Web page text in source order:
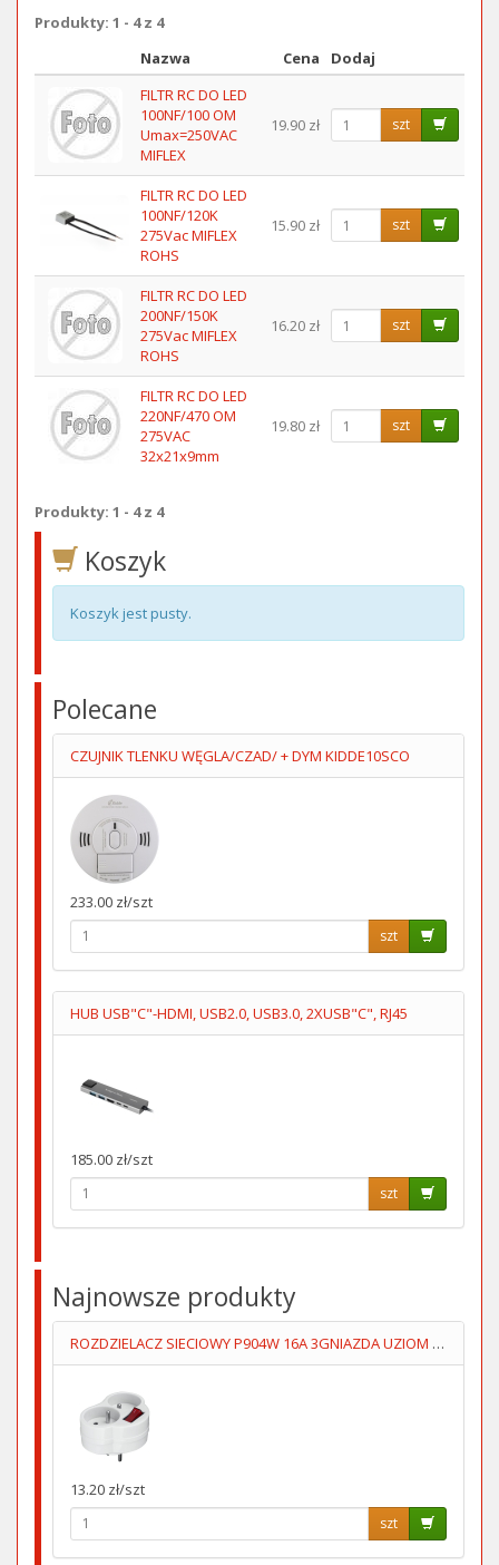
Produkty: 1 - 4 z 4
Obraz
Nazwa Cena
Dodaj
FILTR RC DO LED
100NF/100 OM
Umax=250VAC
MIFLEX
19.90 zł szt
FILTR RC DO LED
100NF/120K
275Vac MIFLEX
ROHS
15.90 zł szt
FILTR RC DO LED
200NF/150K
275Vac MIFLEX
ROHS
16.20 zł szt
FILTR RC DO LED
220NF/470 OM
275VAC
32x21x9mm
19.80 zł szt
Produkty: 1 - 4 z 4
Koszyk
Koszyk jest pusty.
Polecane
CZUJNIK TLENKU WĘGLA/CZAD/ + DYM KIDDE10SCO
233.00 zł/szt
szt
HUB USB"C"-HDMI, USB2.0, USB3.0, 2XUSB"C", RJ45
185.00 zł/szt
szt
Najnowsze produkty
ROZDZIELACZ SIECIOWY P904W 16A 3GNIAZDA UZIOM WYŁĄCZNIK
13.20 zł/szt
szt